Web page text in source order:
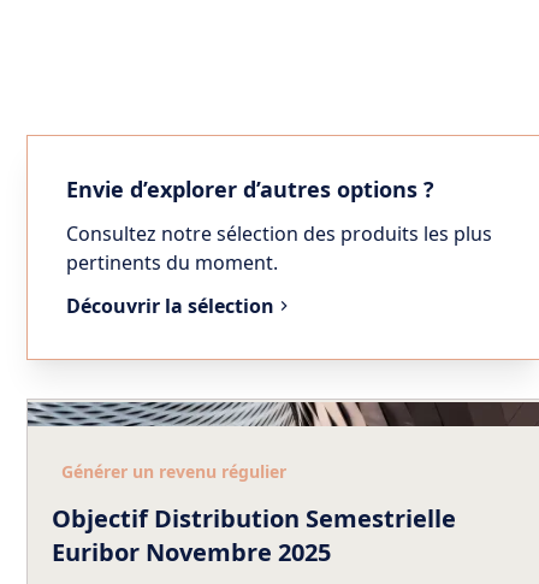
Envie d’explorer d’autres options ?
Consultez notre sélection des produits les plus
pertinents du moment.
Découvrir la sélection
Générer un revenu régulier
Objectif Distribution Semestrielle
Euribor Novembre 2025